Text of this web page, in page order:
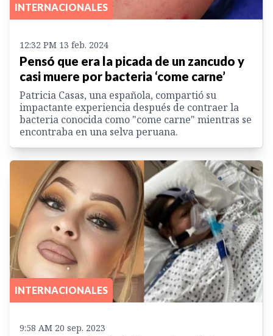
INTERNACIONALES
12:32 PM 13 feb. 2024
Pensó que era la picada de un zancudo y
casi muere por bacteria ‘come carne’
Patricia Casas, una española, compartió su
impactante experiencia después de contraer la
bacteria conocida como "come carne" mientras se
encontraba en una selva peruana.
INTERNACIONALES
9:58 AM 20 sep. 2023